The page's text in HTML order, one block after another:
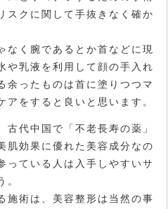
スクに関して手抜きなく確か
なく腕であるとか首などに現
や乳液を利用して顔の手入れ
余ったものは首に塗りつつマ
アをすると良いと思います。
古代中国で「不老長寿の薬」
肌効果に優れた美容成分なの
っている人は入手しやすいサ
。
施術は、美容整形は当然の事